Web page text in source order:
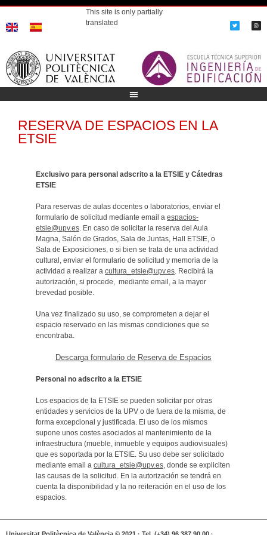
This site is only partially
translated
RESERVA DE ESPACIOS EN LA
ETSIE
Exclusivo para personal adscrito a la ETSIE y Cátedras
ETSIE
Para reservas de aulas docentes o laboratorios, enviar el
formulario de solicitud mediante email a espacios-
etsie@upv.es . En caso de solicitar la reserva del Aula
Magna, Salón de Grados, Sala de Juntas, Hall ETSIE, o
Sala de Exposiciones, o si bien se trata de una actividad
cultural, enviar el formulario de solicitud y memoria de la
actividad a realizar a cultura_etsie@upv.es . Recibirá la
autorización, si procede, mediante email, a la mayor
brevedad posible.
Una vez finalizado su uso, se comprometen a dejar el
espacio reservado en las mismas condiciones que se
encontraba.
Descarga formulario de Reserva de Espacios
Personal no adscrito a la ETSIE
Los espacios de la ETSIE se pueden solicitar por otras
entidades y servicios de la UPV o de fuera de la misma, de
forma excepcional y justificada. El uso de los mismos
supone unos costes asociados al mantenimiento de la
infraestructura (mueble, inmueble y equipos audiovisuales)
que es soportada por la ETSIE. Su uso debe ser solicitado
mediante email a cultura_etsie@upv.es , donde se expliciten
las causas de la solicitud. En la autorización se tendrá en
cuenta la disponibilidad y la no reiteración en el uso de los
espacios.
Universitat Politècnica de València © 2021 · Tel. (+34) 96 387 90 00 ·